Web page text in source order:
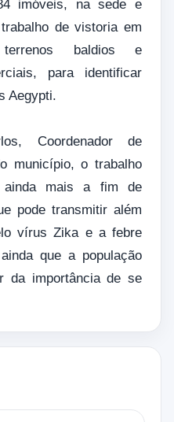
imóveis, na sede e
de vistoria em
terrenos baldios e
para identificar
Aegypti.
Coordenador de
município, o trabalho
ainda mais a fim de
pode transmitir além
vírus Zika e a febre
que a população
da importância de se